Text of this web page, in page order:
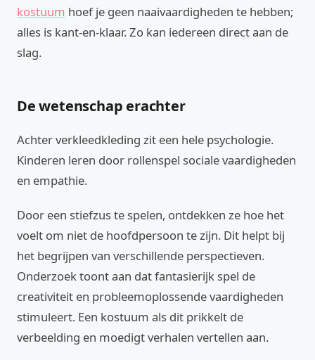
kostuum hoef je geen naaivaardigheden te hebben;
alles is kant-en-klaar. Zo kan iedereen direct aan de
slag.
De wetenschap erachter
Achter verkleedkleding zit een hele psychologie.
Kinderen leren door rollenspel sociale vaardigheden
en empathie.
Door een stiefzus te spelen, ontdekken ze hoe het
voelt om niet de hoofdpersoon te zijn. Dit helpt bij
het begrijpen van verschillende perspectieven.
Onderzoek toont aan dat fantasierijk spel de
creativiteit en probleemoplossende vaardigheden
stimuleert. Een kostuum als dit prikkelt de
verbeelding en moedigt verhalen vertellen aan.